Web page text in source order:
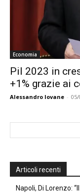
Economia
Pil 2023 in
+1% grazie ai
Alessandro Iovane - 05/
Articoli recenti
Napoli, Di Lorenzo: